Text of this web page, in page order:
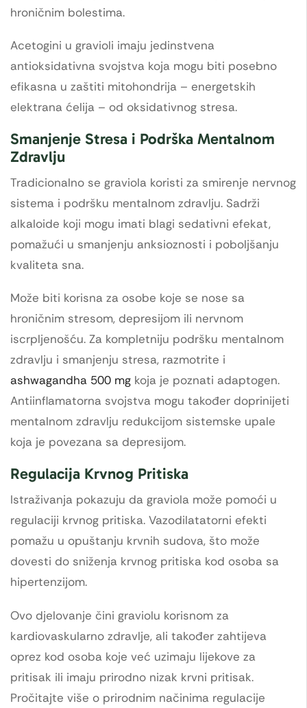
hroničnim bolestima.
Acetogini u gravioli imaju jedinstvena
antioksidativna svojstva koja mogu biti posebno
efikasna u zaštiti mitohondrija – energetskih
elektrana ćelija – od oksidativnog stresa.
Smanjenje Stresa i Podrška Mentalnom
Zdravlju
Tradicionalno se graviola koristi za smirenje nervnog
sistema i podršku mentalnom zdravlju. Sadrži
alkaloide koji mogu imati blagi sedativni efekat,
pomažući u smanjenju anksioznosti i poboljšanju
kvaliteta sna.
Može biti korisna za osobe koje se nose sa
hroničnim stresom, depresijom ili nervnom
iscrpljenošću. Za kompletniju podršku mentalnom
zdravlju i smanjenju stresa, razmotrite i
ashwagandha 500 mg koja je poznati adaptogen.
Antiinflamatorna svojstva mogu također doprinijeti
mentalnom zdravlju redukcijom sistemske upale
koja je povezana sa depresijom.
Regulacija Krvnog Pritiska
Istraživanja pokazuju da graviola može pomoći u
regulaciji krvnog pritiska. Vazodilatatorni efekti
pomažu u opuštanju krvnih sudova, što može
dovesti do sniženja krvnog pritiska kod osoba sa
hipertenzijom.
Ovo djelovanje čini graviolu korisnom za
kardiovaskularno zdravlje, ali također zahtijeva
oprez kod osoba koje već uzimaju lijekove za
pritisak ili imaju prirodno nizak krvni pritisak.
Pročitajte više o prirodnim načinima regulacije